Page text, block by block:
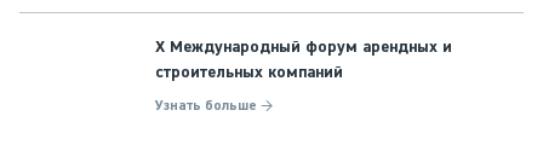
X Международный форум арендных и
строительных компаний
Узнать больше →